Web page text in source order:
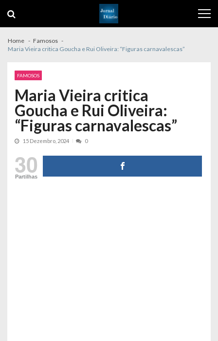
navigation
content
Home
Famosos
Maria Vieira critica Goucha e Rui Oliveira: “Figuras carnavalescas”
FAMOSOS
Maria Vieira critica
Goucha e Rui Oliveira:
“Figuras carnavalescas”
15 Dezembro, 2024 0
30
Partilhas